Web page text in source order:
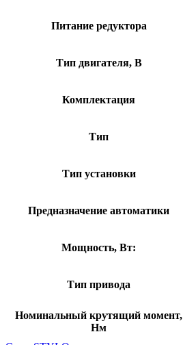
Питание редуктора
Тип двигателя, В
Комплектация
Тип
Тип установки
Предназначение автоматики
Мощность, Вт:
Тип привода
Номинальный крутящий момент,
Нм